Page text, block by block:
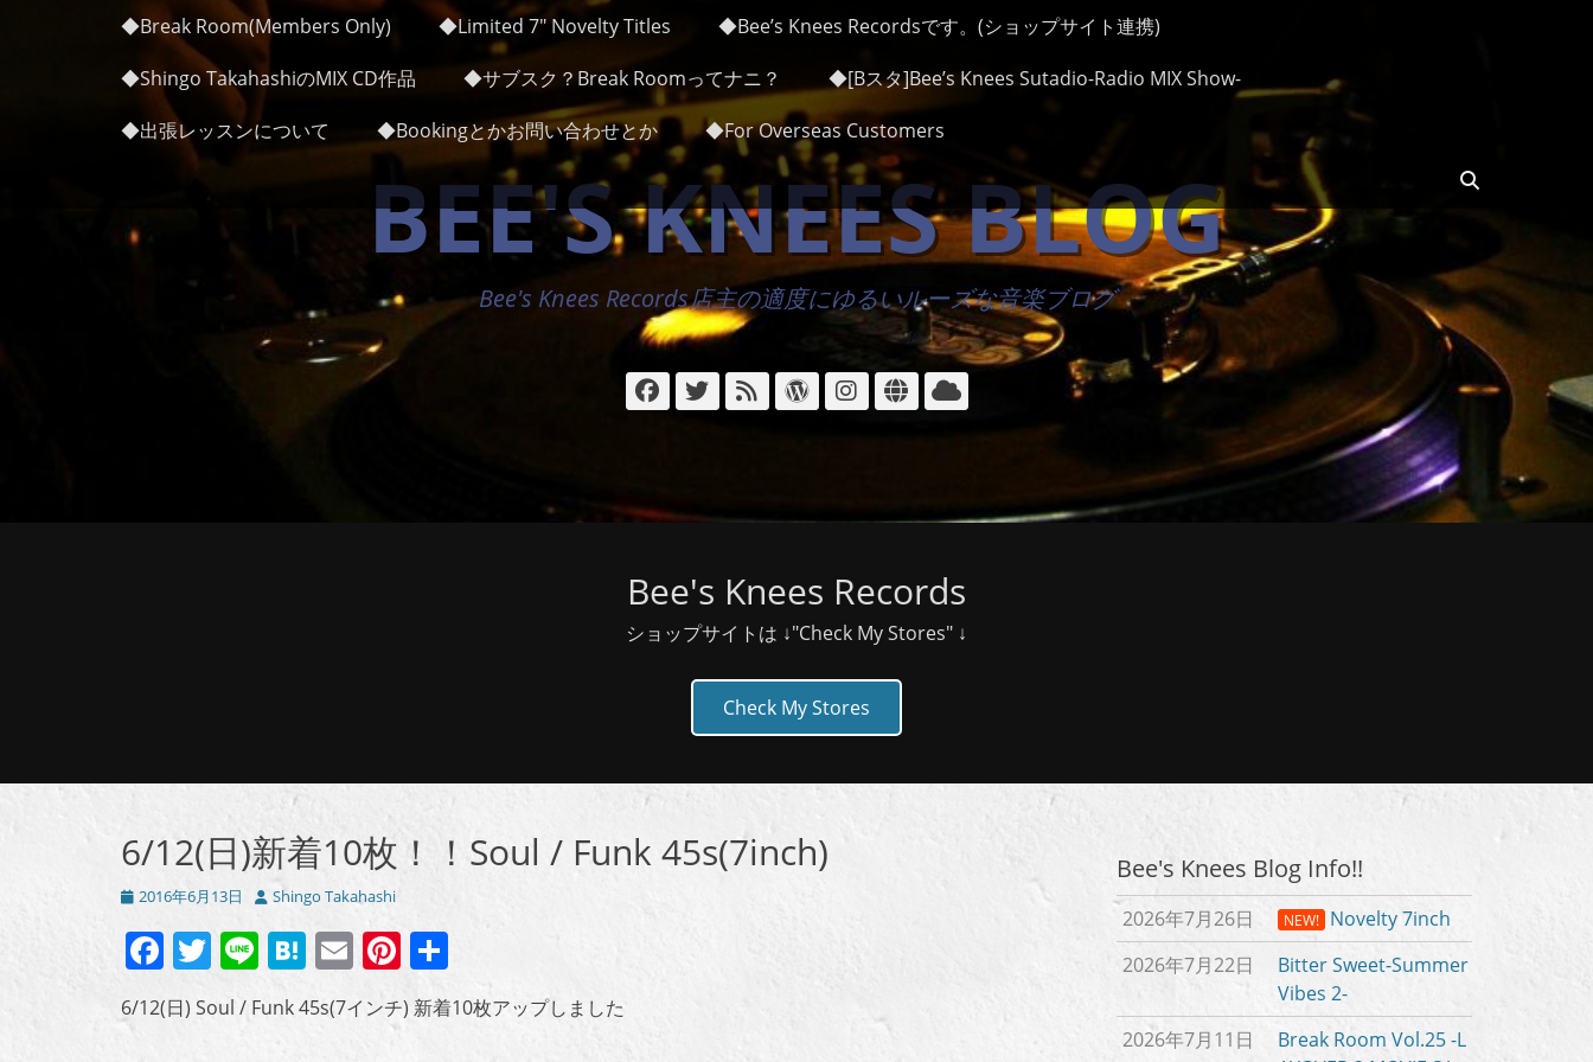
メインメニュー
◆Break Room(Members Only) ◆Limited 7″ Novelty Titles
◆Bee’s Knees Recordsです。(ショップサイト連携)
◆Shingo TakahashiのMIX CD作品
◆サブスク？Break Roomってナニ？
◆[Bスタ]Bee’s Knees Sutadio-Radio MIX Show-
◆出張レッスンについて
◆Bookingとかお問い合わせとか
◆For Overseas Customers
索
BEE'S KNEES BLOG
Bee's Knees Records店主の適度にゆるいルーズな音楽ブログ
Facebook
Twitter
ィ
WordPress
Instagram
サ
イ
ク
ラ
Bee's Knees Records
ショップサイトは ↓"Check My Stores" ↓
Check My Stores
6/12(日)新着10枚！！Soul / Funk 45s(7inch)
投
日
2016年6月13日
投
者
Shingo Takahashi
Facebook
Twitter
LineHatena
EmailPinterest
有
6/12(日) Soul / Funk 45s(7インチ) 新着10枚アップしました
Bee's Knees Blog Info!!
2026年7月26日 NEW!
Novelty 7inch
2026年7月22日
Bitter Sweet-Summer
Vibes 2-
2026年7月11日
Break Room Vol.25 -L